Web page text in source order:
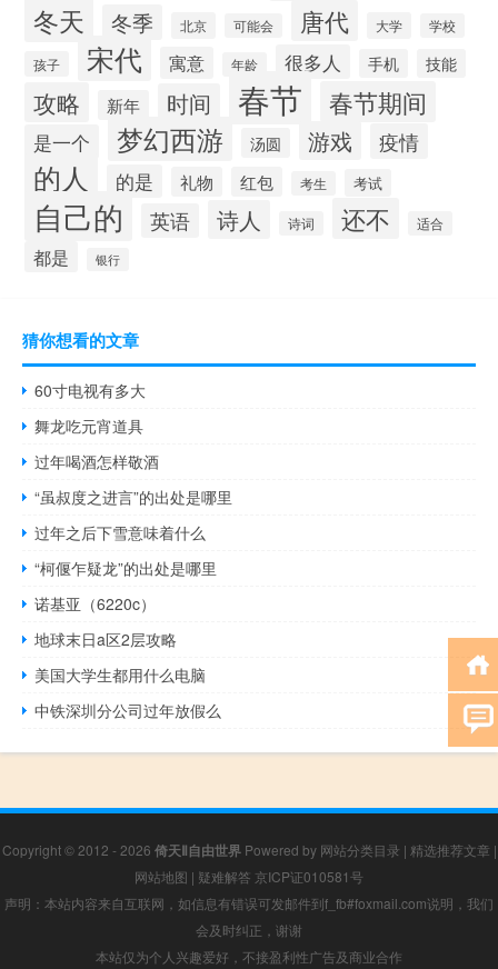
冬天 冬季 北京 可能会 唐代 大学 学校
孩子 宋代 寓意 年龄 很多人 手机 技能
攻略 新年 时间 春节 春节期间
是一个 梦幻西游 汤圆 游戏 疫情
的人 的是 礼物 红包 考生 考试
自己的 英语 诗人 诗词 还不 适合
都是 银行
猜你想看的文章
60寸电视有多大
舞龙吃元宵道具
过年喝酒怎样敬酒
“虽叔度之进言”的出处是哪里
过年之后下雪意味着什么
“柯偃乍疑龙”的出处是哪里
诺基亚（6220c）
地球末日a区2层攻略
美国大学生都用什么电脑
中铁深圳分公司过年放假么
Copyright © 2012 - 2026 倚天Ⅱ自由世界Powered by 网站分类目录 | 精选推荐文章 |
网站地图 | 疑难解答 京ICP证010581号
声明：本站内容来自互联网，如信息有错误可发邮件到f_fb#foxmail.com说明，我们
会及时纠正，谢谢
本站仅为个人兴趣爱好，不接盈利性广告及商业合作